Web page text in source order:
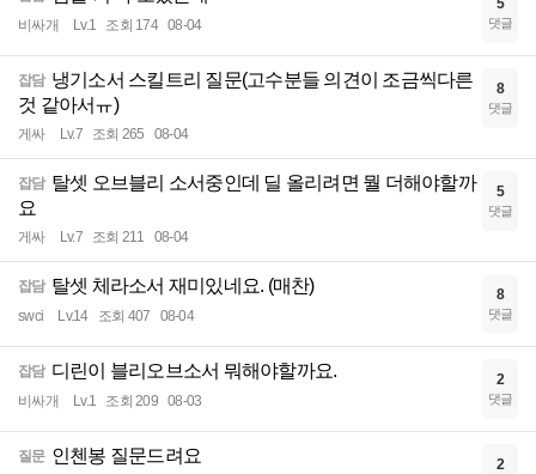
비싸개 Lv.1 조회 174 08-04
5
댓글
잡담 냉기소서 스킬트리 질문(고수분들 의견이 조금씩다른
것 같아서ㅠ)
게싸 Lv.7 조회 265 08-04
8
댓글
잡담 탈셋 오브블리 소서중인데 딜 올리려면 뭘 더해야할까
요
게싸 Lv.7 조회 211 08-04
5
댓글
잡담 탈셋 체라소서 재미있네요. (매찬)
swci Lv.14 조회 407 08-04
8
댓글
잡담 디린이 블리오브소서 뭐해야할까요.
비싸개 Lv.1 조회 209 08-03
2
댓글
질문 인첸봉 질문드려요 2